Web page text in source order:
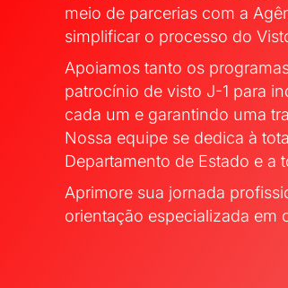
meio de parcerias com a
simplificar o processo do
Apoiamos tanto os
patrocínio de visto J-1 para
cada um e garantindo uma
Nossa equipe se dedica à
Departamento de Estado e a
Aprimore sua jornada
orientação especializada em